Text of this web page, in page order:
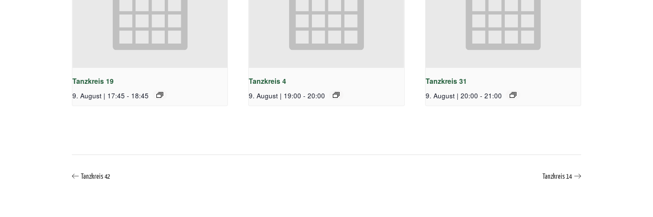
Tanzkreis 19
9. August | 17:45 - 18:45
Tanzkreis 4
9. August | 19:00 - 20:00
Tanzkreis 31
9. August | 20:00 - 21:00
Tanzkreis 42 Tanzkreis 14